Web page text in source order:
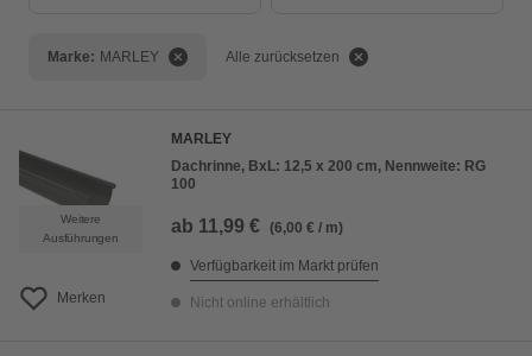
Marke: MARLEY Alle zurücksetzen
Weitere
Ausführungen
Merken
MARLEY
Dachrinne, BxL: 12,5 x 200 cm, Nennweite: RG
100
ab 11,99 € (6,00 € / m)
Verfügbarkeit im Markt prüfen
Nicht online erhältlich